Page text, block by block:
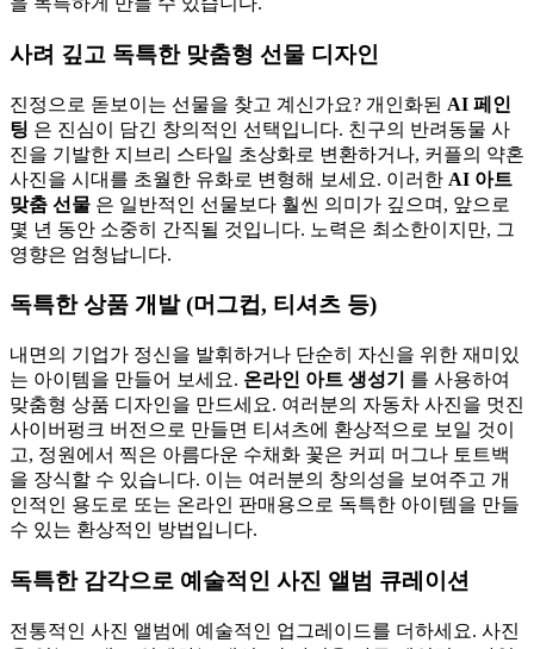
사려 깊고 독특한 맞춤형 선물 디자인
진정으로 돋보이는 선물을 찾고 계신가요? 개인화된 AI 페인
팅 은 진심이 담긴 창의적인 선택입니다. 친구의 반려동물 사
진을 기발한 지브리 스타일 초상화로 변환하거나, 커플의 약혼
사진을 시대를 초월한 유화로 변형해 보세요. 이러한 AI 아트
맞춤 선물 은 일반적인 선물보다 훨씬 의미가 깊으며, 앞으로
몇 년 동안 소중히 간직될 것입니다. 노력은 최소한이지만, 그
영향은 엄청납니다.
독특한 상품 개발 (머그컵, 티셔츠 등)
내면의 기업가 정신을 발휘하거나 단순히 자신을 위한 재미있
는 아이템을 만들어 보세요. 온라인 아트 생성기
를 사용하여
맞춤형 상품 디자인을 만드세요. 여러분의 자동차 사진을 멋진
사이버펑크 버전으로 만들면 티셔츠에 환상적으로 보일 것이
고, 정원에서 찍은 아름다운 수채화 꽃은 커피 머그나 토트백
을 장식할 수 있습니다. 이는 여러분의 창의성을 보여주고 개
인적인 용도로 또는 온라인 판매용으로 독특한 아이템을 만들
수 있는 환상적인 방법입니다.
독특한 감각으로 예술적인 사진 앨범 큐레이션
전통적인 사진 앨범에 예술적인 업그레이드를 더하세요. 사진